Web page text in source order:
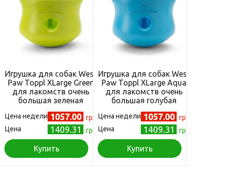
Игрушка для собак West
Paw Toppl XLarge Green
для лакомств очень
большая зеленая
Цена недели 1057.00 грн
Цена
1409.31 грн
Купить
Игрушка для собак West
Paw Toppl XLarge Aqua
для лакомств очень
большая голубая
Цена недели 1057.00 грн
Цена
1409.31 грн
Купить